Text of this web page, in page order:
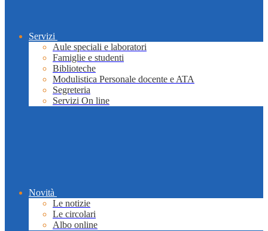
Servizi
Aule speciali e laboratori
Famiglie e studenti
Biblioteche
Modulistica Personale docente e ATA
Segreteria
Servizi On line
Novità
Le notizie
Le circolari
Albo online